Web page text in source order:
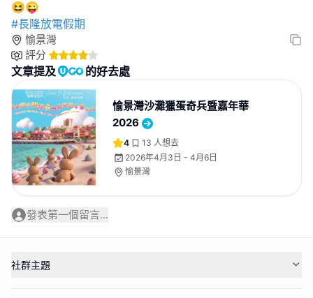
#長隆放電假期
愉景灣
評分
文章提及 的好去處
愉景灣沙灘獵蛋奇兵暨嘉年華
2026
4 13 人想去
2026年4月3日 - 4月6日
愉景灣
發表第一個留言...
社群主題